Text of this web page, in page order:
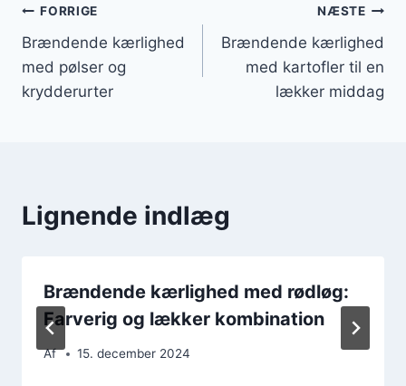
Indlægsnavigation
FORRIGE
Brændende kærlighed
med pølser og
krydderurter
NÆSTE
Brændende kærlighed
med kartofler til en
lækker middag
Lignende indlæg
Brændende kærlighed med rødløg:
Farverig og lækker kombination
Af 15. december 2024